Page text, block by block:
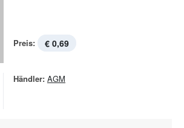
Preis: € 0,69
Händler: AGM